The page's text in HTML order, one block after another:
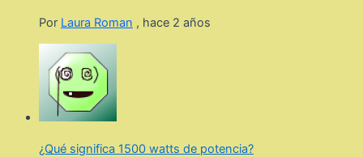
Por Laura Roman , hace 2 años
¿Qué significa 1500 watts de potencia?